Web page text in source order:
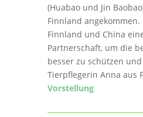
(Huabao und Jin
Finnland
Finnland und China
Partnerschaft, um die
besser zu schützen
Tierpflegerin Anna aus
Vorstellung